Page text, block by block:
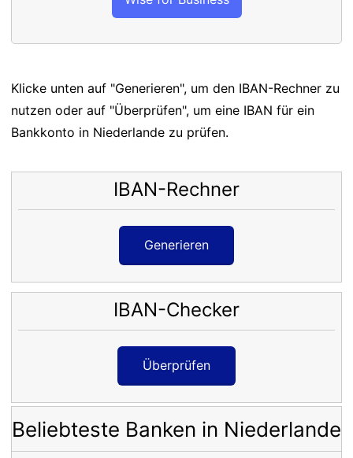
Klicke unten auf "Generieren", um den IBAN-Rechner zu
nutzen oder auf "Überprüfen", um eine IBAN für ein
Bankkonto in Niederlande zu prüfen.
IBAN-Rechner
Generieren
IBAN-Checker
Überprüfen
Beliebteste Banken in Niederlande